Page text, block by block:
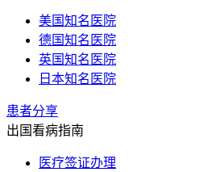
美国知名医院
德国知名医院
英国知名医院
日本知名医院
患者分享
出国看病指南
医疗签证办理